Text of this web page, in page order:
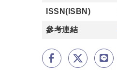
ISSN(ISBN)
參考連結